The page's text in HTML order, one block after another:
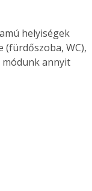
helyiségek
(fürdőszoba, WC),
módunk annyit